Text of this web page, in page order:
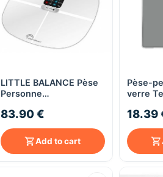
Quick View
LITTLE BALANCE Pèse
Personne
Fitdays Cardio
Connect-4 Classic
83.90 €
Add to cart
Pèse-
verre
18.39